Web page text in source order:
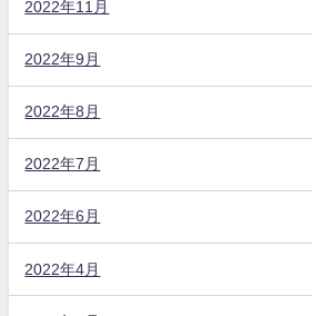
2022年11月
2022年9月
2022年8月
2022年7月
2022年6月
2022年4月